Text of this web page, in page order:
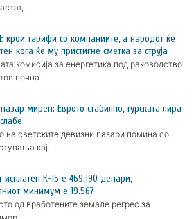
…
крои тарифи со компаниите, а народот ќе
кога ќе му пристигне сметка за струја
комисија за енергетика под раководство
почна …
мирен: Еврото стабилно, турската лира
на светските девизни пазари помина со
кај …
исплатен К-15 е 469.190 денари,
минимум е 19.567
од вработените земале регрес за